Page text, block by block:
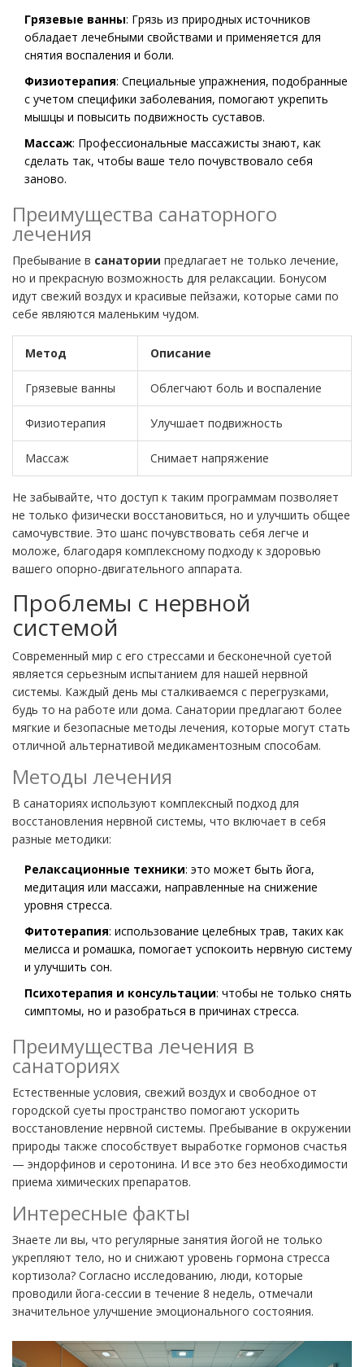
Грязевые ванны: Грязь из природных источников
обладает лечебными свойствами и применяется для
снятия воспаления и боли.
Физиотерапия: Специальные упражнения, подобранные
с учетом специфики заболевания, помогают укрепить
мышцы и повысить подвижность суставов.
Массаж: Профессиональные массажисты знают, как
сделать так, чтобы ваше тело почувствовало себя
заново.
Преимущества санаторного
лечения
Пребывание в санатории предлагает не только лечение,
но и прекрасную возможность для релаксации. Бонусом
идут свежий воздух и красивые пейзажи, которые сами по
себе являются маленьким чудом.
Метод Описание
Грязевые ванны Облегчают боль и воспаление
Физиотерапия Улучшает подвижность
Массаж Снимает напряжение
Не забывайте, что доступ к таким программам позволяет
не только физически восстановиться, но и улучшить общее
самочувствие. Это шанс почувствовать себя легче и
моложе, благодаря комплексному подходу к здоровью
вашего опорно-двигательного аппарата.
Проблемы с нервной
системой
Современный мир с его стрессами и бесконечной суетой
является серьезным испытанием для нашей нервной
системы. Каждый день мы сталкиваемся с перегрузками,
будь то на работе или дома. Санатории предлагают более
мягкие и безопасные методы лечения, которые могут стать
отличной альтернативой медикаментозным способам.
Методы лечения
В санаториях используют комплексный подход для
восстановления нервной системы, что включает в себя
разные методики:
Релаксационные техники: это может быть йога,
медитация или массажи, направленные на снижение
уровня стресса.
Фитотерапия: использование целебных трав, таких как
мелисса и ромашка, помогает успокоить нервную систему
и улучшить сон.
Психотерапия и консультации: чтобы не только снять
симптомы, но и разобраться в причинах стресса.
Преимущества лечения в
санаториях
Естественные условия, свежий воздух и свободное от
городской суеты пространство помогают ускорить
восстановление нервной системы. Пребывание в окружении
природы также способствует выработке гормонов счастья
— эндорфинов и серотонина. И все это без необходимости
приема химических препаратов.
Интересные факты
Знаете ли вы, что регулярные занятия йогой не только
укрепляют тело, но и снижают уровень гормона стресса
кортизола? Согласно исследованию, люди, которые
проводили йога-сессии в течение 8 недель, отмечали
значительное улучшение эмоционального состояния.